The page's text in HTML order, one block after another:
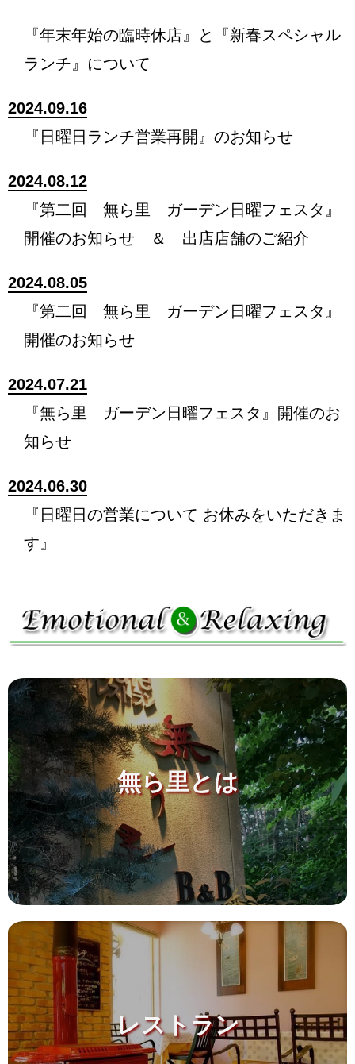
『年末年始の臨時休店』と『新春スペシャル
ランチ』について
2024.09.16
『日曜日ランチ営業再開』のお知らせ
2024.08.12
『第二回 無ら里 ガーデン日曜フェスタ』
開催のお知らせ ＆ 出店店舗のご紹介
2024.08.05
『第二回 無ら里 ガーデン日曜フェスタ』
開催のお知らせ
2024.07.21
『無ら里 ガーデン日曜フェスタ』開催のお
知らせ
2024.06.30
『日曜日の営業について お休みをいただきま
す』
無ら里とは
レストラン